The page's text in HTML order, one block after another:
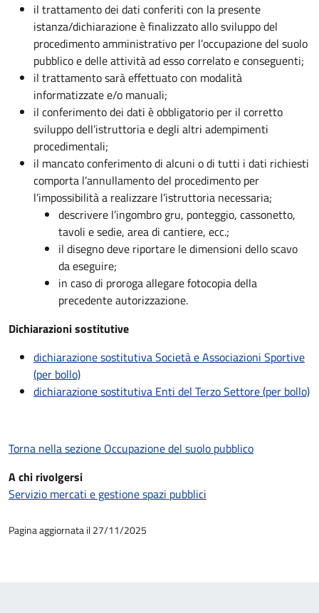
il trattamento dei dati conferiti con la presente
istanza/dichiarazione è finalizzato allo sviluppo del
procedimento amministrativo per l’occupazione del suolo
pubblico e delle attività ad esso correlato e conseguenti;
il trattamento sarà effettuato con modalità
informatizzate e/o manuali;
il conferimento dei dati è obbligatorio per il corretto
sviluppo dell’istruttoria e degli altri adempimenti
procedimentali;
il mancato conferimento di alcuni o di tutti i dati richiesti
comporta l’annullamento del procedimento per
l’impossibilità a realizzare l’istruttoria necessaria;
descrivere l’ingombro gru, ponteggio, cassonetto,
tavoli e sedie, area di cantiere, ecc.;
il disegno deve riportare le dimensioni dello scavo
da eseguire;
in caso di proroga allegare fotocopia della
precedente autorizzazione.
Dichiarazioni sostitutive
dichiarazione sostitutiva Società e Associazioni Sportive
(per bollo)
dichiarazione sostitutiva Enti del Terzo Settore (per bollo)
Torna nella sezione Occupazione del suolo pubblico
A chi rivolgersi
Servizio mercati e gestione spazi pubblici
Pagina aggiornata il 27/11/2025